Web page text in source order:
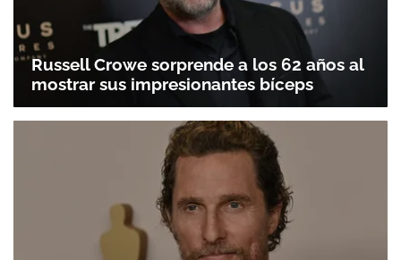
Russell Crowe sorprende a los 62 años al
mostrar sus impresionantes bíceps